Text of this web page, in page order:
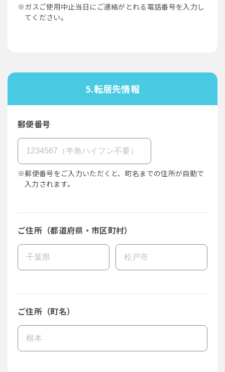
※ガスご使用中止当日にご連絡がとれる電話番号を入力し
てください。
5.転居先情報
郵便番号
※郵便番号をご入力いただくと、町名までの住所が自動で
入力されます。
ご住所（都道府県・市区町村）
ご住所（町名）